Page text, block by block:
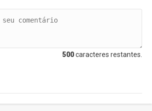
500caracteres restantes.